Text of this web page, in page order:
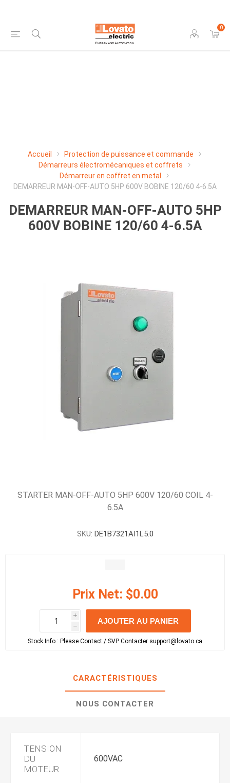
0
Accueil
Protection de puissance et commande
Démarreurs électromécaniques et coffrets
Démarreur en coffret en metal
DEMARREUR MAN-OFF-AUTO 5HP 600V BOBINE 120/60 4-6.5A
DEMARREUR MAN-OFF-AUTO 5HP
600V BOBINE 120/60 4-6.5A
STARTER MAN-OFF-AUTO 5HP 600V 120/60 COIL 4-
6.5A
SKU: DE1B7321AI1L5.0
Prix Net: $0.00
i
h
h
AJOUTER AU PANIER
Stock Info : Please Contact / SVP Contacter support@lovato.ca
CARACTÉRISTIQUES
NOUS CONTACTER
TENSION
DU
MOTEUR
600VAC